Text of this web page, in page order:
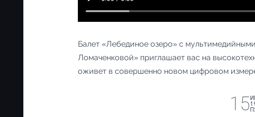
Балет «Лебединое озеро» с
Ломаченковой» приглашает вас на
оживет в совершенно новом цифровом
15